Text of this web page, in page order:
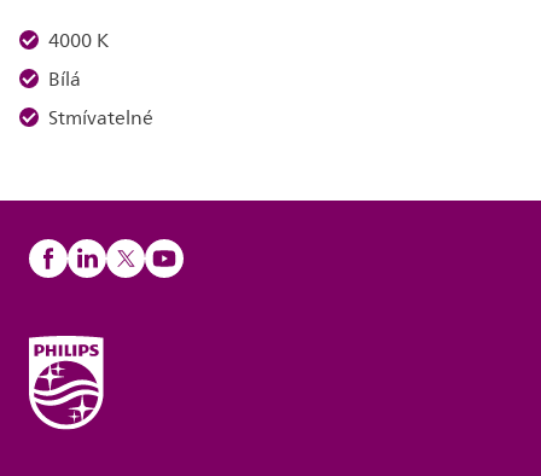
4000 K
Bílá
Stmívatelné